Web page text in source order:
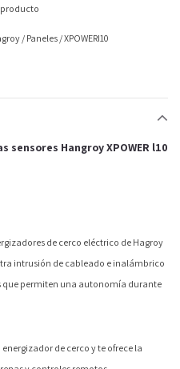
producto
/ Paneles /XPOWERI10
Hangroy XPOWER l10
de cerco eléctrico de Hagroy
intrusión de cableado e inalámbrico
permiten una autonomía durante
de cerco y te ofrece la